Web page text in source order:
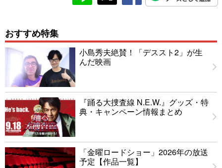
おすすめ特集
小島秀夫絶賛！「デススト2」が生
んだ映画
『踊る大捜査線 N.E.W.』グッズ・特
典・キャンペーン情報まとめ
「金曜ロードショー」2026年の放送
予定【作品一覧】